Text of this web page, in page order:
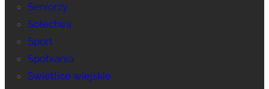
Seniorzy
Sołectwa
Sport
Spotkania
Świetlice wiejskie